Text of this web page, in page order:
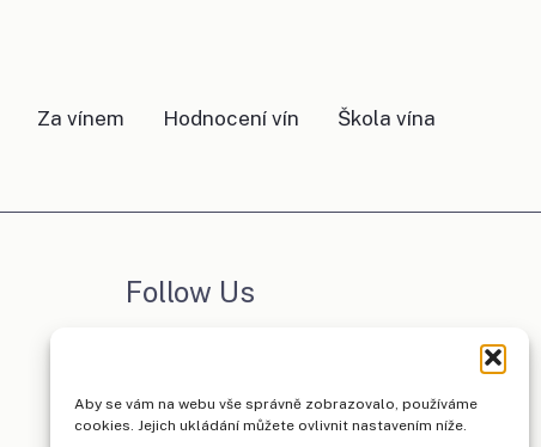
Aby se vám na webu vše správně zobrazovalo, používáme
cookies. Jejich ukládání můžete ovlivnit nastavením níže.
Za vínem Hodnocení vín Škola vína
Follow Us